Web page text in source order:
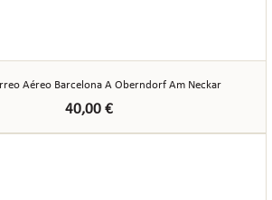
Aéreo Barcelona A Oberndorf Am Neckar
40,00 €